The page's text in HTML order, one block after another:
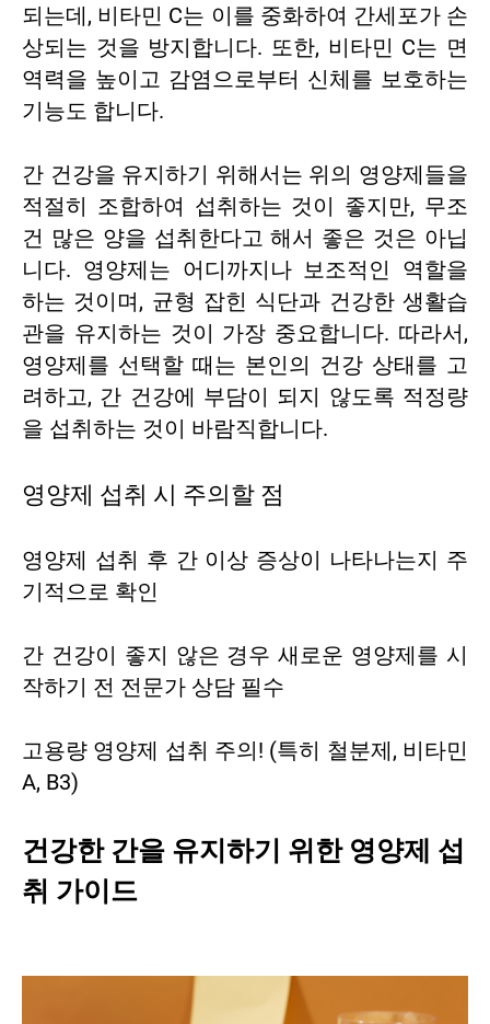
되는데, 비타민 C는 이를 중화하여 간세포가 손
상되는 것을 방지합니다. 또한, 비타민 C는 면
역력을 높이고 감염으로부터 신체를 보호하는
기능도 합니다.
간 건강을 유지하기 위해서는 위의 영양제들을
적절히 조합하여 섭취하는 것이 좋지만, 무조
건 많은 양을 섭취한다고 해서 좋은 것은 아닙
니다. 영양제는 어디까지나 보조적인 역할을
하는 것이며, 균형 잡힌 식단과 건강한 생활습
관을 유지하는 것이 가장 중요합니다. 따라서,
영양제를 선택할 때는 본인의 건강 상태를 고
려하고, 간 건강에 부담이 되지 않도록 적정량
을 섭취하는 것이 바람직합니다.
영양제 섭취 시 주의할 점
영양제 섭취 후 간 이상 증상이 나타나는지 주
기적으로 확인
간 건강이 좋지 않은 경우 새로운 영양제를 시
작하기 전 전문가 상담 필수
고용량 영양제 섭취 주의! (특히 철분제, 비타민
A, B3)
건강한 간을 유지하기 위한 영양제 섭
취 가이드